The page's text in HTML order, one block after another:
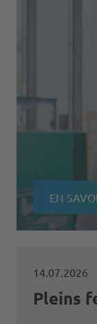
EN
14.07.2026
Pleins